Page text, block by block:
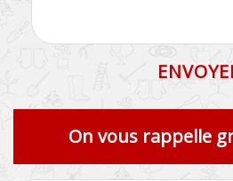
On vous rappelle